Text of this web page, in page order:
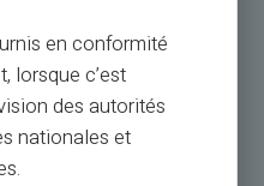
por parte de
no de bots
en inglés a su servicio
en conformité
lorsque c’est
des autorités
nationales et